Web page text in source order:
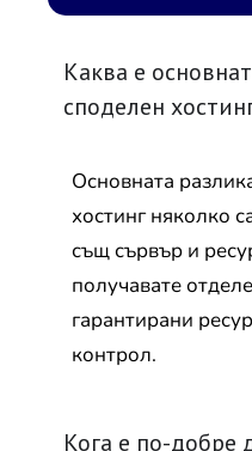
Каква е
споделен
Основната
хостинг няколко
същ сървър и
получавате
гарантирани
контрол.
Кога е по-добре